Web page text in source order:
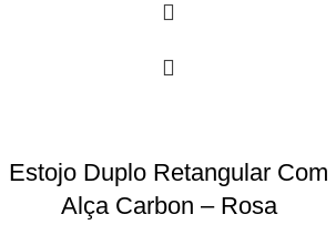
Estojo Duplo Retangular Com
Alça Carbon – Rosa